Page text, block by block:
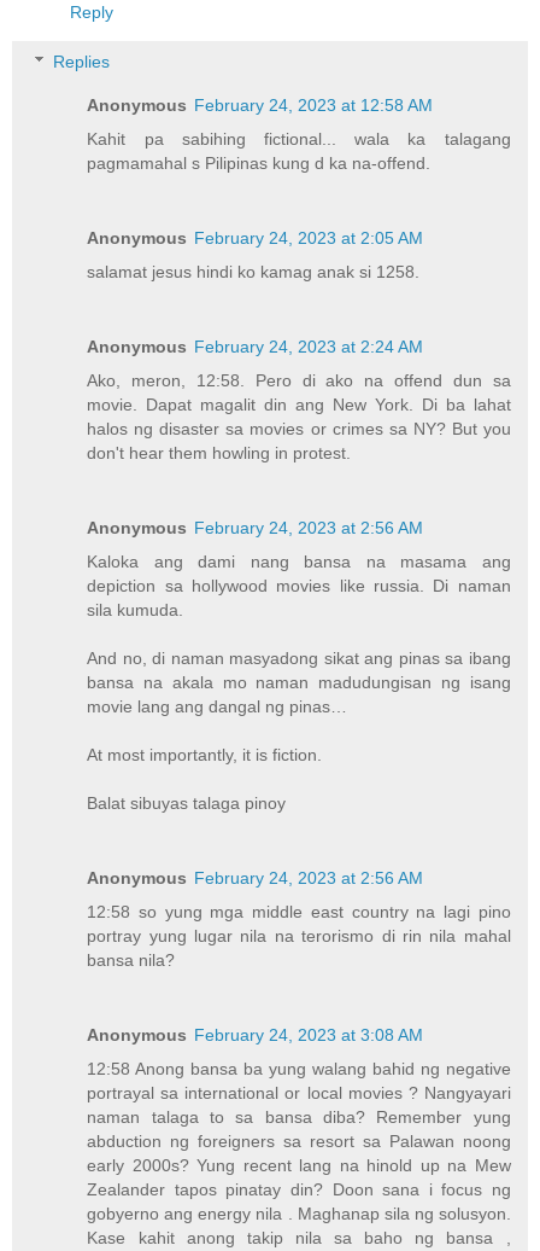
Reply
Replies
Anonymous February 24, 2023 at 12:58 AM
Kahit pa sabihing fictional... wala ka talagang
pagmamahal s Pilipinas kung d ka na-offend.
Anonymous February 24, 2023 at 2:05 AM
salamat jesus hindi ko kamag anak si 1258.
Anonymous February 24, 2023 at 2:24 AM
Ako, meron, 12:58. Pero di ako na offend dun sa
movie. Dapat magalit din ang New York. Di ba lahat
halos ng disaster sa movies or crimes sa NY? But you
don't hear them howling in protest.
Anonymous February 24, 2023 at 2:56 AM
Kaloka ang dami nang bansa na masama ang
depiction sa hollywood movies like russia. Di naman
sila kumuda.
And no, di naman masyadong sikat ang pinas sa ibang
bansa na akala mo naman madudungisan ng isang
movie lang ang dangal ng pinas…
At most importantly, it is fiction.
Balat sibuyas talaga pinoy
Anonymous February 24, 2023 at 2:56 AM
12:58 so yung mga middle east country na lagi pino
portray yung lugar nila na terorismo di rin nila mahal
bansa nila?
Anonymous February 24, 2023 at 3:08 AM
12:58 Anong bansa ba yung walang bahid ng negative
portrayal sa international or local movies ? Nangyayari
naman talaga to sa bansa diba? Remember yung
abduction ng foreigners sa resort sa Palawan noong
early 2000s? Yung recent lang na hinold up na Mew
Zealander tapos pinatay din? Doon sana i focus ng
gobyerno ang energy nila . Maghanap sila ng solusyon.
Kase kahit anong takip nila sa baho ng bansa ,